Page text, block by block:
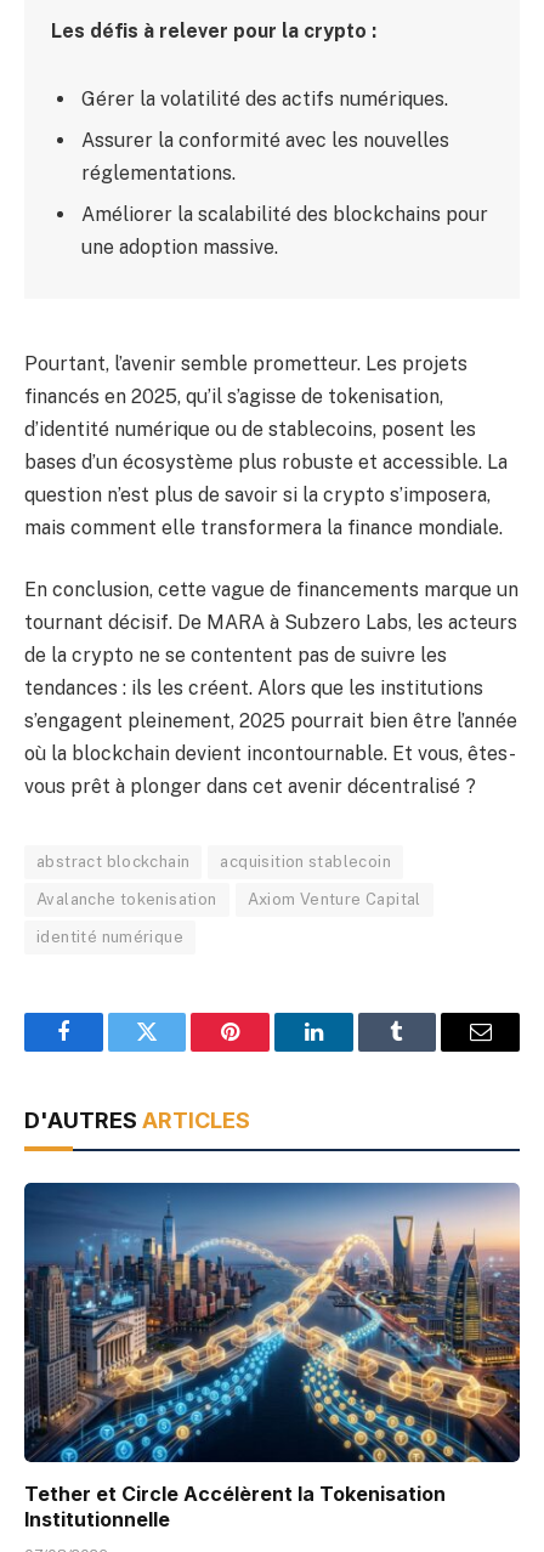
Les défis à relever pour la crypto :
Gérer la volatilité des actifs numériques.
Assurer la conformité avec les nouvelles
réglementations.
Améliorer la scalabilité des blockchains pour
une adoption massive.
Pourtant, l’avenir semble prometteur. Les projets
financés en 2025, qu’il s’agisse de tokenisation,
d’identité numérique ou de stablecoins, posent les
bases d’un écosystème plus robuste et accessible. La
question n’est plus de savoir si la crypto s’imposera,
mais comment elle transformera la finance mondiale.
En conclusion, cette vague de financements marque un
tournant décisif. De MARA à Subzero Labs, les acteurs
de la crypto ne se contentent pas de suivre les
tendances : ils les créent. Alors que les institutions
s’engagent pleinement, 2025 pourrait bien être l’année
où la blockchain devient incontournable. Et vous, êtes-
vous prêt à plonger dans cet avenir décentralisé ?
abstract blockchain acquisition stablecoin
Avalanche tokenisation Axiom Venture Capital
identité numérique
FacebookTwitter Pinterest LinkedInTumblr Email
D'AUTRES ARTICLES
Tether et Circle Accélèrent la Tokenisation
Institutionnelle